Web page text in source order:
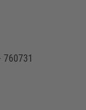
760731